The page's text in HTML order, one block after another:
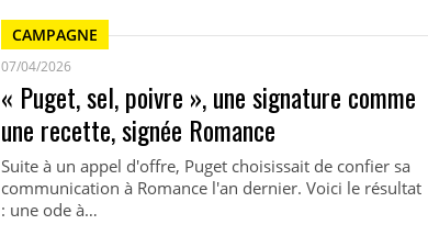
CAMPAGNE
07/04/2026
« Puget, sel, poivre », une signature comme
une recette, signée Romance
Suite à un appel d'offre, Puget choisissait de confier sa
communication à Romance l'an dernier. Voici le résultat
: une ode à…